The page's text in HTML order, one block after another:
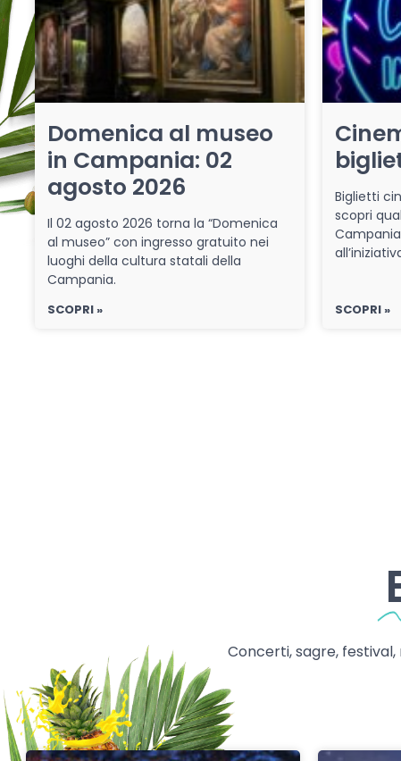
Domenica al museo
in Campania: 02
agosto 2026
Il 02 agosto 2026 torna la “Domenica
al museo” con ingresso gratuito nei
luoghi della cultura statali della
Campania.
SCOPRI »
Biglietti
scopri
SCOPRI »
Concerti, sagre,